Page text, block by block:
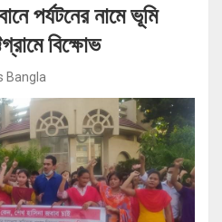
পর্যটনের নামে ভূমি
বিক্ষোভ
Bangla